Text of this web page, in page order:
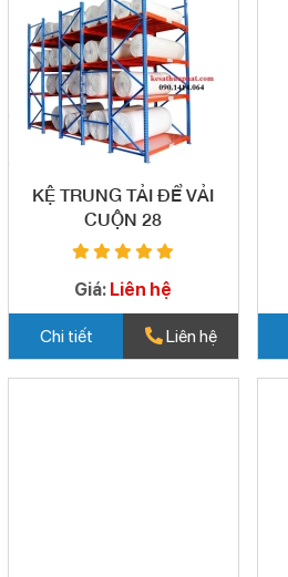
KỆ TRUNG TẢI ĐỂ VẢI
CUỘN 28
Giá: Liên hệ
Chi tiết Liên hệ